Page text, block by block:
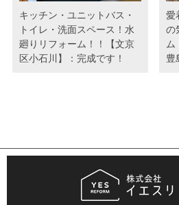
キッチン・ユニットバス・
トイレ・洗面スペース！水
廻りリフォーム！！【文京
区小石川】：完成です！
愛
の
ム
豊